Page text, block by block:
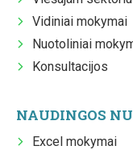
Vidiniai mokymai
Nuotoliniai
Konsultacijos
NAUDINGOS
Excel mokymai